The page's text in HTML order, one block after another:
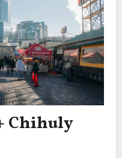
Chihuly